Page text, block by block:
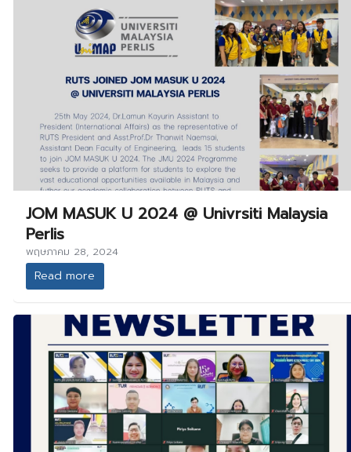
JOM MASUK U 2024 @ Univrsiti Malaysia
Perlis
พฤษภาคม 28, 2024
Read more